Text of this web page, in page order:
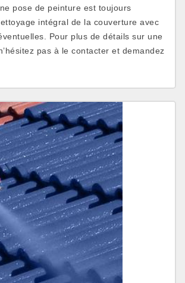
pose de peinture est toujours
intégral de la couverture avec
Pour plus de détails sur une
pas à le contacter et demandez